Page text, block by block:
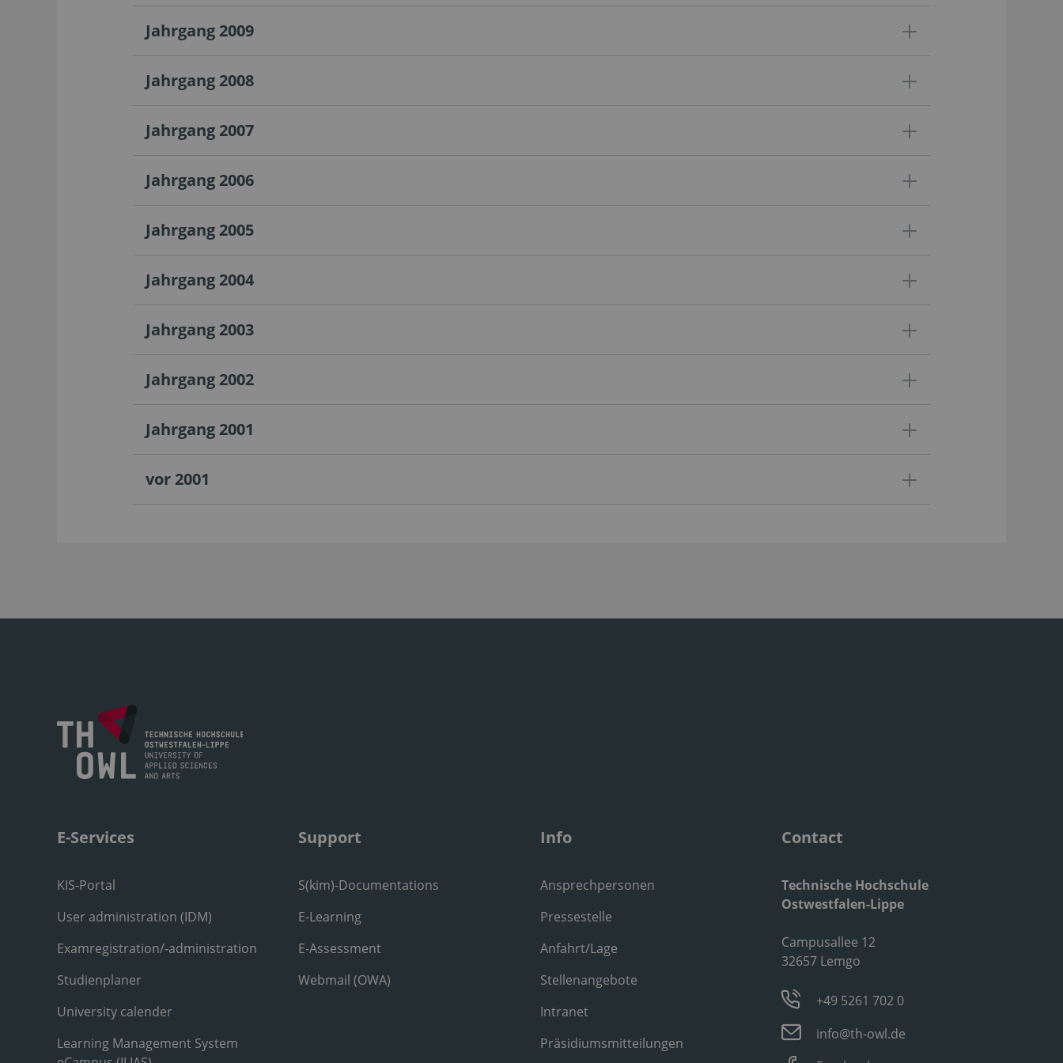
Jahrgang 2009
Jahrgang 2008
Jahrgang 2007
Jahrgang 2006
Jahrgang 2005
Jahrgang 2004
Jahrgang 2003
Jahrgang 2002
Jahrgang 2001
vor 2001
E-Services
KIS-Portal
User administration (IDM)
Examregistration/-administration
Studienplaner
University calender
Learning Management System
Support
S(kim)-Documentations
E-Learning
E-Assessment
Webmail (OWA)
Info
Ansprechpersonen
Pressestelle
Anfahrt/Lage
Stellenangebote
Intranet
Präsidiumsmitteilungen
Contact
Technische Hochschule
Ostwestfalen-Lippe
Campusallee 12
32657 Lemgo
+49 5261 702 0
info@th-owl.de